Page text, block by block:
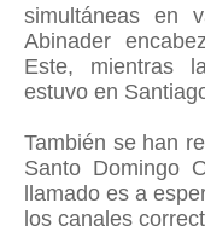
simultáneas en
Abinader
Este, mientras
estuvo en
También se han
Santo Domingo
llamado es a
los canales